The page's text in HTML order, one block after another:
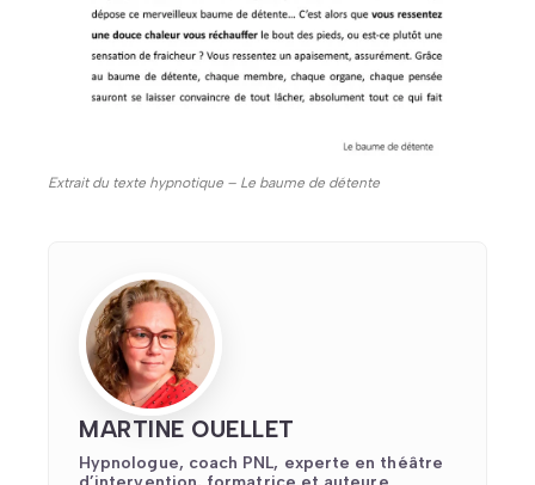
Extrait du texte hypnotique – Le baume de détente
MARTINE OUELLET
Hypnologue, coach PNL, experte en théâtre